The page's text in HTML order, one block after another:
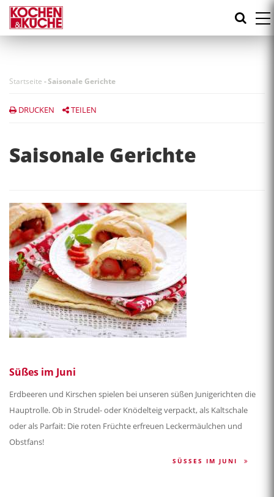
Direkt
zum
Inhalt
Startseite -Saisonale Gerichte
DRUCKEN TEILEN
Saisonale Gerichte
Süßes im Juni
Erdbeeren und Kirschen spielen bei unseren süßen Junigerichten die
Hauptrolle. Ob in Strudel- oder Knödelteig verpackt, als Kaltschale
oder als Parfait: Die roten Früchte erfreuen Leckermäulchen und
Obstfans!
SÜSSES IM JUNI